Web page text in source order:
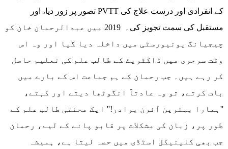
تصور پر زور دیا، اور PVTT کے انفرادی اور درست علاج کی
مستقبل کی سمت تجویز کی۔ 2019 میں عبدالرحمان خان کو
چیجیانگ یونیورسٹی میں داخلہ دیا گیا اور وہ اس
وقت سرجری میں ڈاکٹریٹ کے طالب علم کی تعلیم حاصل
کر رہے ہیں۔ جب رحمان کے ہم جماعت اس کے بارے میں
بات کرتے، تو وہ عادتاً انگوٹھا دیتے اور کہتے،
''ہمارا بہترین آئرن برادر!'' ایک محنتی طالب علم کے
طور پر، زبان کی مشکلات پر قابو پانے کے لیے، رحمان
جب بھی کلینیکل اسٹڈی میں حصہ لیتا ہے، ہمیشہ